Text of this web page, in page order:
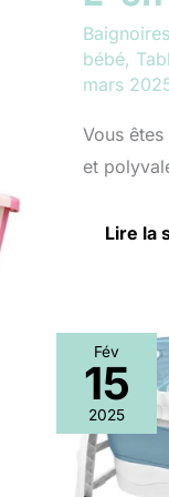
bébé,
mars
Vous
et
Lire la
Fév
15
2025
Test
de
la
pliable